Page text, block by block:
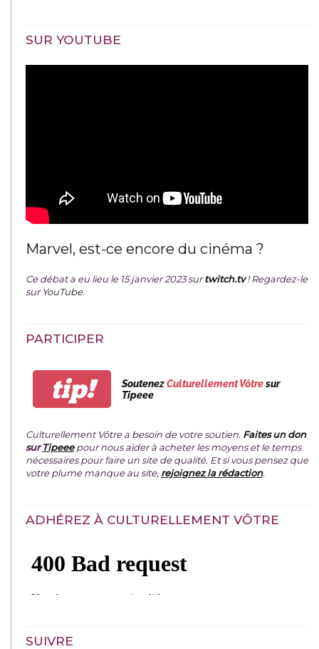
SUR YOUTUBE
Marvel, est-ce encore du cinéma ?
Ce débat a eu lieu le 15 janvier 2023 surtwitch.tv ! Regardez-le
surYouTube.
PARTICIPER
tip! SoutenezCulturellement Vôtresur
Tipeee
Culturellement Vôtre a besoin de votre soutien. Faites un don
surTipeeepour nous aider à acheter les moyens et le temps
nécessaires pour faire un site de qualité. Et si vous pensez que
votre plume manque au site, rejoignez la rédaction.
ADHÉREZ À CULTURELLEMENT VÔTRE
SUIVRE